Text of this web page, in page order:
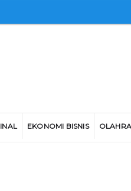
EKONOMI BISNIS